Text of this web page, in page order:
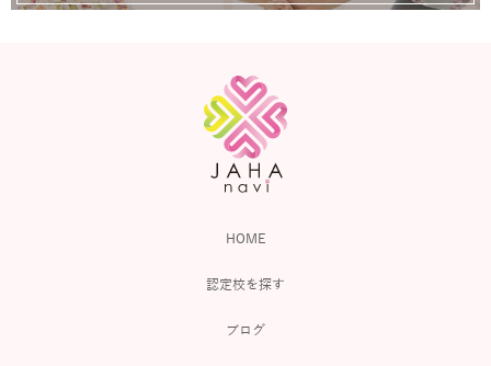
HOME
認定校を探す
ブログ